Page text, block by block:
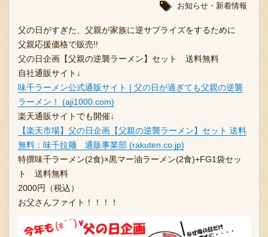
お知らせ・新着情報
父の日がすぎた、父親が家族に逆サプライズをするために
父親応援価格で販売!!
父の日企画【父親の逆襲ラーメン】セット 送料無料
自社通販サイト↓
味千ラーメン公式通販サイト | 父の日が過ぎても父親の逆襲
ラーメン！ (aji1000.com)
楽天通販サイトでも開催↓
【楽天市場】父の日企画【父親の逆襲ラーメン】セット 送料
無料：味千拉麺 通販事業部 (rakuten.co.jp)
特撰味千ラーメン(2食)×黒マー油ラーメン(2食)+FG1袋セッ
ト 送料無料
2000円（税込）
お父さんファイト！！！！